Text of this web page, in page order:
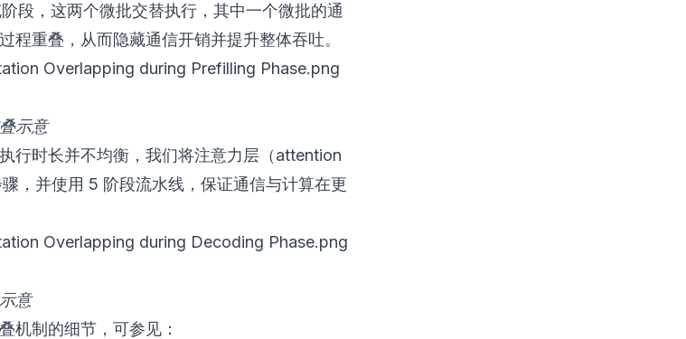
段，这两个微批交替执行，其中一个微批的通
程重叠，从而隐藏通信开销并提升整体吞吐。
示意
行时长并不均衡，我们将注意力层（attention
，并使用 5 阶段流水线，保证通信与计算在更
意
机制的细节，可参见：